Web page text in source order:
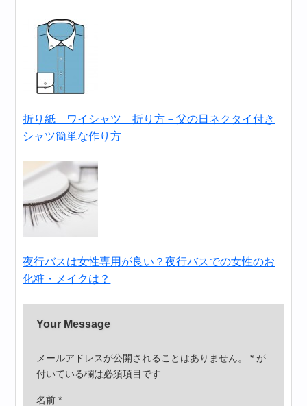
折り紙 ワイシャツ 折り方－父の日ネクタイ付き
シャツ簡単な作り方
夜行バスは女性専用が良い？夜行バスでの女性のお
化粧・メイクは？
Your Message
メールアドレスが公開されることはありません。 * が
付いている欄は必須項目です
名前*